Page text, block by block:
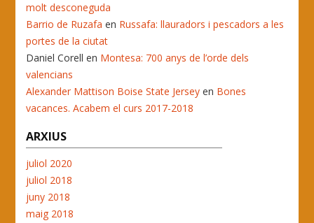
molt desconeguda
Barrio de Ruzafa en Russafa: llauradors i pescadors a les
portes de la ciutat
Daniel Corell en Montesa: 700 anys de l’orde dels
valencians
Alexander Mattison Boise State Jersey en Bones
vacances. Acabem el curs 2017-2018
ARXIUS
juliol 2020
juliol 2018
juny 2018
maig 2018